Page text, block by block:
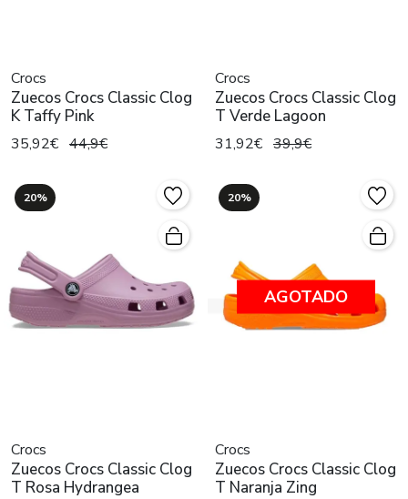
Crocs
Zuecos Crocs Classic Clog
K Taffy Pink
35,92€ 44,9€
Crocs
Zuecos Crocs Classic Clog
T Verde Lagoon
31,92€ 39,9€
20%
Crocs
Zuecos Crocs Classic Clog
T Rosa Hydrangea
20%
AGOTADO
Crocs
Zuecos Crocs Classic Clog
T Naranja Zing